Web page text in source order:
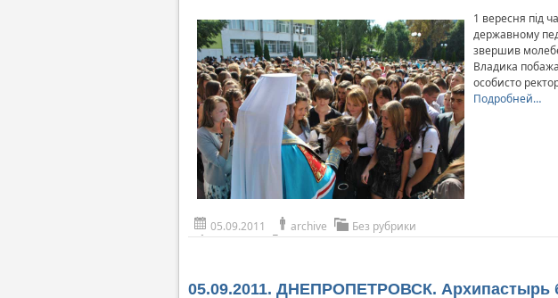
1 вересня під
державному
звершив
Владика
особисто
Подробней…
05.09.2011 archive Без рубрики
05.09.2011. ДНЕПРОПЕТРОВСК. Архипастырь